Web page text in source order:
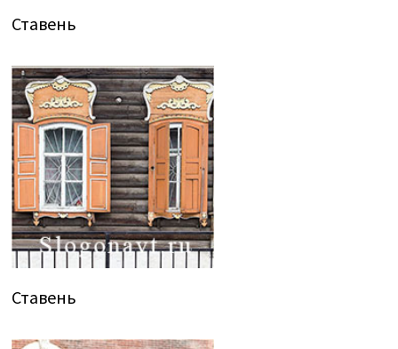
Ставень
Ставень